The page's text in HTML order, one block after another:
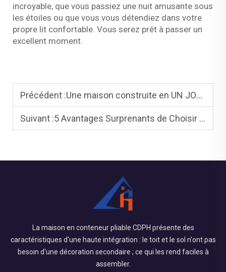
incroyable, que vous passiez une nuit amusante sous
les étoiles ou que vous vous détendiez dans votre
propre lit confortable. Vous serez prêt à passer un
excellent moment.
Précédent :Une maison construite en UN JOUR ! La maison modulaire en conteneur en Australie
Suivant :5 Avantages Surprenants de Choisir des Maisons Préfabriquées
La maison en conteneur pliable CDPH présente des
caractéristiques d'une haute intégration : le toit et le sol n'ont pas
besoin d'une décoration secondaire ; ce qui les rend faciles à
assembler.